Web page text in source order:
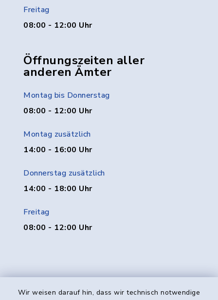
Wir weisen darauf hin, dass wir technisch notwendige
Freitag
08:00 - 12:00 Uhr
Öffnungszeiten aller
anderen Ämter
Montag bis Donnerstag
08:00 - 12:00 Uhr
Montag zusätzlich
14:00 - 16:00 Uhr
Donnerstag zusätzlich
14:00 - 18:00 Uhr
Freitag
08:00 - 12:00 Uhr